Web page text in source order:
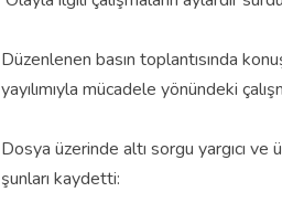
Düzenlenen basın toplantısında
yayılımıyla mücadele yönündeki
Dosya üzerinde altı sorgu yargıcı ve
şunları kaydetti: